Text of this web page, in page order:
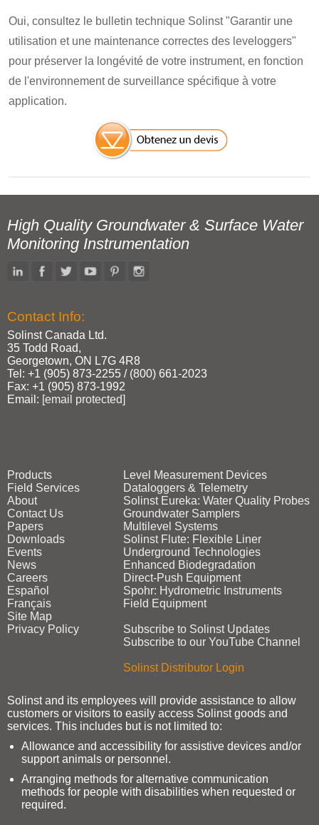
Oui, consultez le bulletin technique Solinst "Garantir une
utilisation et une maintenance correctes des leveloggers"
pour préserver la longévité de votre instrument, en fonction
de l'environnement de surveillance spécifique à votre
application.
High Quality Groundwater & Surface Water
Monitoring Instrumentation
Contact Info:
Solinst Canada Ltd.
35 Todd Road,
Georgetown, ON L7G 4R8
Tel: +1 (905) 873‑2255 / (800) 661‑2023
Fax: +1 (905) 873‑1992
Email: [email protected]
Products
Field Services
About
Contact Us
Papers
Downloads
Events
News
Careers
Español
Français
Site Map
Privacy Policy
Level Measurement Devices
Dataloggers & Telemetry
Solinst Eureka: Water Quality Probes
Groundwater Samplers
Multilevel Systems
Solinst Flute: Flexible Liner
Underground Technologies
Enhanced Biodegradation
Direct‑Push Equipment
Spohr: Hydrometric Instruments
Field Equipment
Subscribe to Solinst Updates
Subscribe to our YouTube Channel
Solinst Distributor Login
Solinst and its employees will provide assistance to allow
customers or visitors to easily access Solinst goods and
services. This includes but is not limited to:
Allowance and accessibility for assistive devices and/or
support animals or personnel.
Arranging methods for alternative communication
methods for people with disabilities when requested or
required.